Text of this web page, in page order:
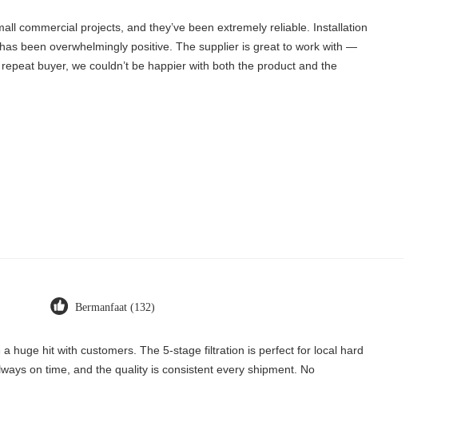
commercial projects, and they’ve been extremely reliable. Installation
been overwhelmingly positive. The supplier is great to work with —
buyer, we couldn’t be happier with both the product and the
Bermanfaat (132)
huge hit with customers. The 5-stage filtration is perfect for local hard
on time, and the quality is consistent every shipment. No